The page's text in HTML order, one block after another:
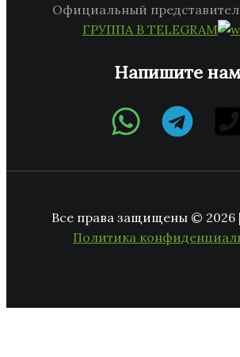
Официальный
ГРУППА В TELEGRAM
Напишите нам
Все права защищены © 2026
Политика